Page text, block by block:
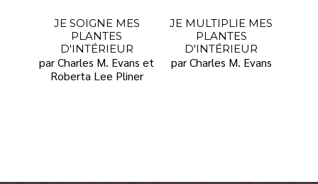
JE SOIGNE MES
PLANTES
D'INTÉRIEUR
par Charles M. Evans et
Roberta Lee Pliner
JE MULTIPLIE MES
PLANTES
D'INTÉRIEUR
par Charles M. Evans